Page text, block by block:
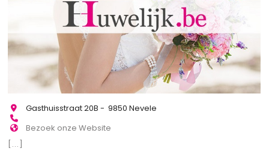
Gasthuisstraat 20B - 9850 Nevele
Bezoek onze Website
[...]